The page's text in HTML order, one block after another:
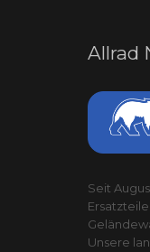
Allrad
Seit
Unsere